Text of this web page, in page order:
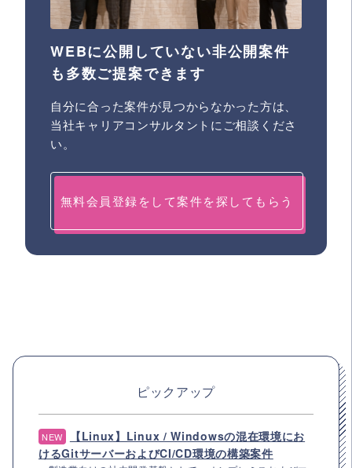
WEBに公開していない非公開案件
も多数ご提案できます
自分に合った案件が見つからなかった方は、
当社キャリアコンサルタントにご相談くださ
い。
無料会員登録をして案件を探してもらう
ピックアップ
NEW
【Linux】Linux / Windowsの混在環境にお
けるGitサーバーおよびCI/CD環境の構築案件